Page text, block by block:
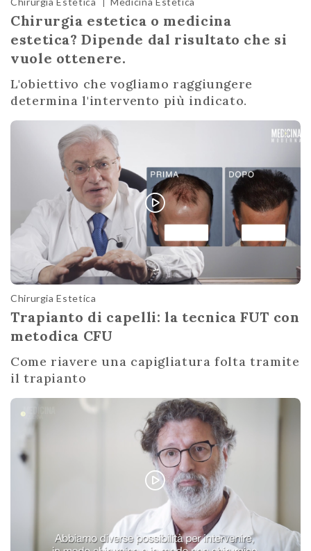
Chirurgia estetica o medicina
estetica? Dipende dal risultato che si
vuole ottenere.
L'obiettivo che vogliamo raggiungere
determina l'intervento più indicato.
Chirurgia Estetica
Trapianto di capelli: la tecnica FUT con
metodica CFU
Come riavere una capigliatura folta tramite
il trapianto